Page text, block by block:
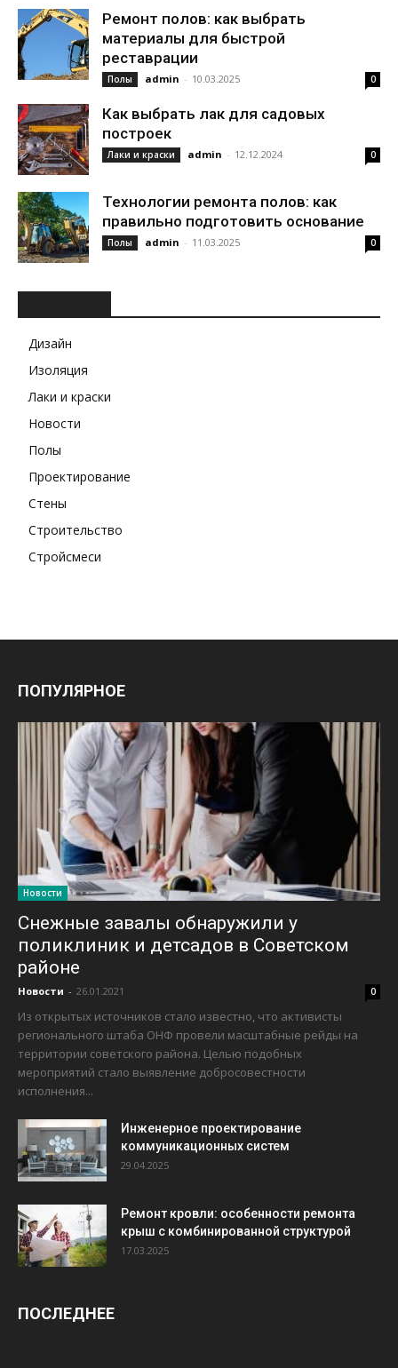
Ремонт полов: как выбрать
материалы для быстрой
реставрации
Полы admin - 10.03.2025 0
Как выбрать лак для садовых
построек
Лаки и краски admin - 12.12.2024 0
Технологии ремонта полов: как
правильно подготовить основание
Полы admin - 11.03.2025 0
Дизайн
Изоляция
Лаки и краски
Новости
Полы
Проектирование
Стены
Строительство
Стройсмеси
ПОПУЛЯРНОЕ
Новости
Снежные завалы обнаружили у
поликлиник и детсадов в Советском
районе
Новости - 26.01.2021 0
Из открытых источников стало известно, что активисты
регионального штаба ОНФ провели масштабные рейды на
территории советского района. Целью подобных
мероприятий стало выявление добросовестности
исполнения...
Инженерное проектирование
коммуникационных систем
29.04.2025
Ремонт кровли: особенности ремонта
крыш с комбинированной структурой
17.03.2025
ПОСЛЕДНЕЕ